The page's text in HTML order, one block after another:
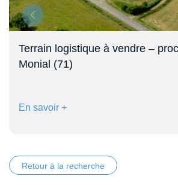
Terrain logistique à vendre –
Monial (71)
En savoir +
Retour à la recherche